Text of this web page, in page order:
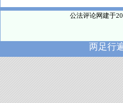
公法评论网建于
两足行